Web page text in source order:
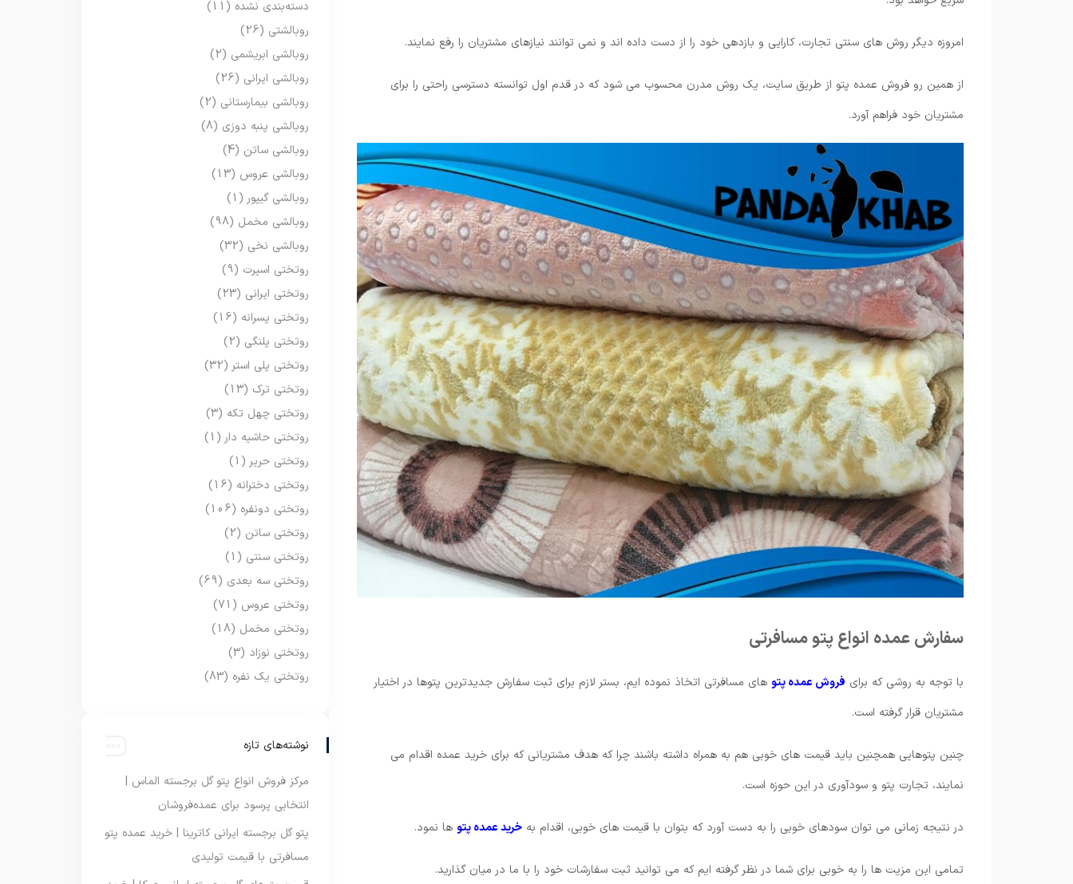
امروزه دیگر روش های سنتی تجارت، کارایی و بازدهی خود را از دست داده اند و نمی توانند نیازهای مشتریان را رفع نمایند.
از همین رو فروش عمده پتو از طریق سایت، یک روش مدرن محسوب می شود که در قدم اول توانسته دسترسی راحتی را برای
مشتریان خود فراهم آورد.
سفارش عمده انواع پتو مسافرتی
با توجه به روشی که برای فروش عمده پتو های مسافرتی اتخاذ نموده ایم، بستر لازم برای ثبت سفارش جدیدترین پتوها در اختیار
مشتریان قرار گرفته است.
چنین پتوهایی همچنین باید قیمت های خوبی هم به همراه داشته باشند چرا که هدف مشتریانی که برای خرید عمده اقدام می
نمایند، تجارت پتو و سودآوری در این حوزه است.
در نتیجه زمانی می توان سودهای خوبی را به دست آورد که بتوان با قیمت های خوبی، اقدام به خرید عمده پتو ها نمود.
تمامی این مزیت ها را به خوبی برای شما در نظر گرفته ایم که می توانید ثبت سفارشات خود را با ما در میان گذارید.
دسته‌بندی نشده (11)
روبالشتی (26)
روبالشی ابریشمی (2)
روبالشی ایرانی (26)
روبالشی بیمارستانی (2)
روبالشی پنبه دوزی (8)
روبالشی ساتن (4)
روبالشی عروس (13)
روبالشی گیپور (1)
روبالشی مخمل (98)
روبالشی نخی (32)
روتختی اسپرت (9)
روتختی ایرانی (23)
روتختی پسرانه (16)
روتختی پلنگی (2)
روتختی پلی استر (32)
روتختی ترک (13)
روتختی چهل تکه (3)
روتختی حاشیه دار (1)
روتختی حریر (1)
روتختی دخترانه (16)
روتختی دونفره (106)
روتختی ساتن (2)
روتختی سنتی (1)
روتختی سه بعدی (69)
روتختی عروس (71)
روتختی مخمل (18)
روتختی نوزاد (3)
روتختی یک نفره (83)
نوشته‌های تازه
مرکز فروش انواع پتو گل برجسته الماس |
انتخابی پرسود برای عمده‌فروشان
پتو گل برجسته ایرانی کاترینا | خرید عمده پتو
مسافرتی با قیمت تولیدی